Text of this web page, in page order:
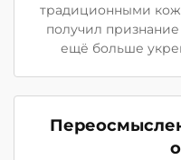
традиционными
получил
ещё больше